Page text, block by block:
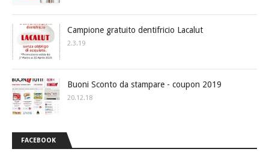
Campione gratuito dentifricio Lacalut
2.3.19
Buoni Sconto da stampare - coupon 2019
20.12.18
FACEBOOK